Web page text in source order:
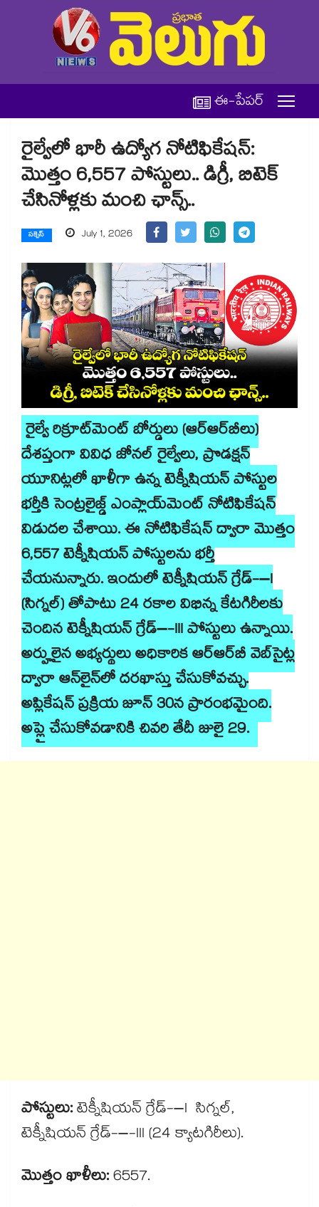
ఈ-పేపర్
రైల్వేలో భారీ ఉద్యోగ నోటిఫికేషన్:
మొత్తం 6,557 పోస్టులు.. డిగ్రీ, బిటెక్
చేసినోళ్లకు మంచి ఛాన్స్..
సక్సెస్ July 1, 2026
రైల్వే రిక్రూట్‌మెంట్ బోర్డులు (ఆర్ఆర్​బీలు)
దేశప్తంగా వివిధ జోనల్ రైల్వేలు, ప్రొడక్షన్
యూనిట్లలో ఖాళీగా ఉన్న టెక్నీషియన్ పోస్టుల
భర్తీకి సెంట్రలైజ్డ్ ఎంప్లాయ్‌మెంట్ నోటిఫికేషన్
విడుదల చేశాయి. ఈ నోటిఫికేషన్ ద్వారా మొత్తం
6,557 టెక్నీషియన్ పోస్టులను భర్తీ
చేయనున్నారు. ఇందులో టెక్నీషియన్ గ్రేడ్-–I
(సిగ్నల్) తోపాటు 24 రకాల విభిన్న కేటగిరీలకు
చెందిన టెక్నీషియన్ గ్రేడ్–-III పోస్టులు ఉన్నాయి.
అర్హులైన అభ్యర్థులు అధికారిక ఆర్‌ఆర్‌బీ వెబ్‌సైట్ల
ద్వారా ఆన్‌లైన్‌లో దరఖాస్తు చేసుకోవచ్చు.
అప్లికేషన్ ప్రక్రియ జూన్ 30న ప్రారంభమైంది.
అప్లై చేసుకోవడానికి చివరి తేదీ జులై 29.
పోస్టులు:టెక్నీషియన్ గ్రేడ్-–I సిగ్నల్,
టెక్నీషియన్ గ్రేడ్-–-III (24 క్యాటగిరీలు).
మొత్తం ఖాళీలు:6557.